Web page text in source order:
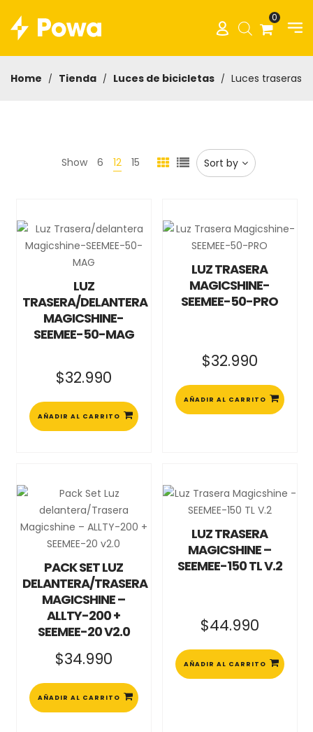
0
Home / Tienda / Luces de bicicletas / Luces traseras
Show 6 12 15 Sort by
LUZ
TRASERA/DELANTERA
MAGICSHINE-
SEEMEE-50-MAG
$32.990
AÑADIR AL CARRITO
LUZ TRASERA
MAGICSHINE-
SEEMEE-50-PRO
$32.990
AÑADIR AL CARRITO
PACK SET LUZ
DELANTERA/TRASERA
MAGICSHINE –
ALLTY-200 +
SEEMEE-20 V2.0
$34.990
AÑADIR AL CARRITO
LUZ TRASERA
MAGICSHINE –
SEEMEE-150 TL V.2
$44.990
AÑADIR AL CARRITO